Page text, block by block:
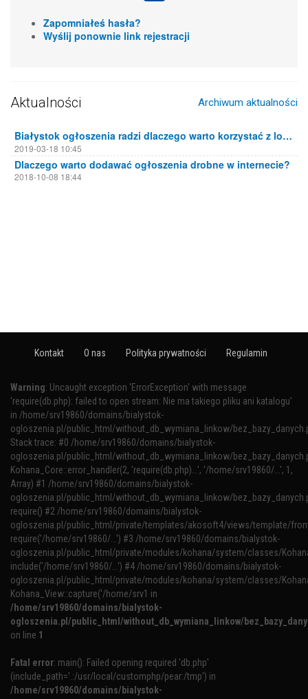
Zapomniałeś hasła?
Wyślij ponownie link rejestracji
Aktualności Archiwum aktualności
Białystok ogłoszenia radzi dlaczego warto korzystać z lokalnych portali ogłoszeniowych
2019-03-18 10:45
Dlaczego warto dodawać ogłoszenia drobne w internecie?
2018-10-08 18:44
Kontakt O nas Polityka prywatności Regulamin
Warning: Uncaught exception 'ErrorException' with message
'require(db.php): failed to open stream: Nie ma takiego pliku ani katalogu'
in /home/srv19860/domains/bialystok-
ogloszenia.pl/public_html/without_db_wymiana_linkow/
Stack trace: #0 /home/srv19860/domains/bialystok-
ogloszenia.pl/public_html/without_db_wymiana_linkow/
Kohana_Core::error_handler(2, 'require(db.php)...', '/home/srv19860/...', 1,
Array) #1 /home/srv19860/domains/bialystok-
ogloszenia.pl/public_html/without_db_wymiana_linkow/
require() #2 /home/srv19860/domains/bialystok-
ogloszenia.pl/public_html/private/templates/akosoft4/views/template/
require('/home/srv19860/...') #3 /home/srv19860/domains/bialystok-
ogloszenia.pl/public_html/private/modules/kohana/system/classes/
include('/home/srv19860/...') #4 /home/srv19860/domains/bialystok-
ogloszenia.pl/public_html/private/modules/kohana/system/classes/
Kohana_View::capture('/home/srv1 in
/home/srv19860/domains/bialystok-
ogloszenia.pl/public_html/without_db_wymiana_linkow/
on line 1
Fatal error: main(): Failed opening required 'db.php'
(include_path='.:/usr/local/customphp/pear:/tmp') in
/home/srv19860/domains/bialystok-